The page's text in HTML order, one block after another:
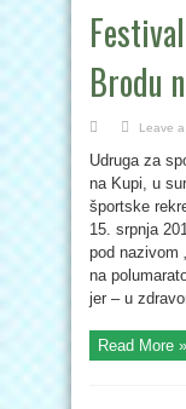
Brodu
Leave
Udruga za
na Kupi, u
športske
15. srpnja
pod nazivom
na
jer – u
Read More »